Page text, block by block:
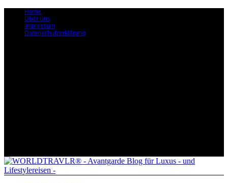
Home
Über uns
Impressum
Datenschutzerklärung